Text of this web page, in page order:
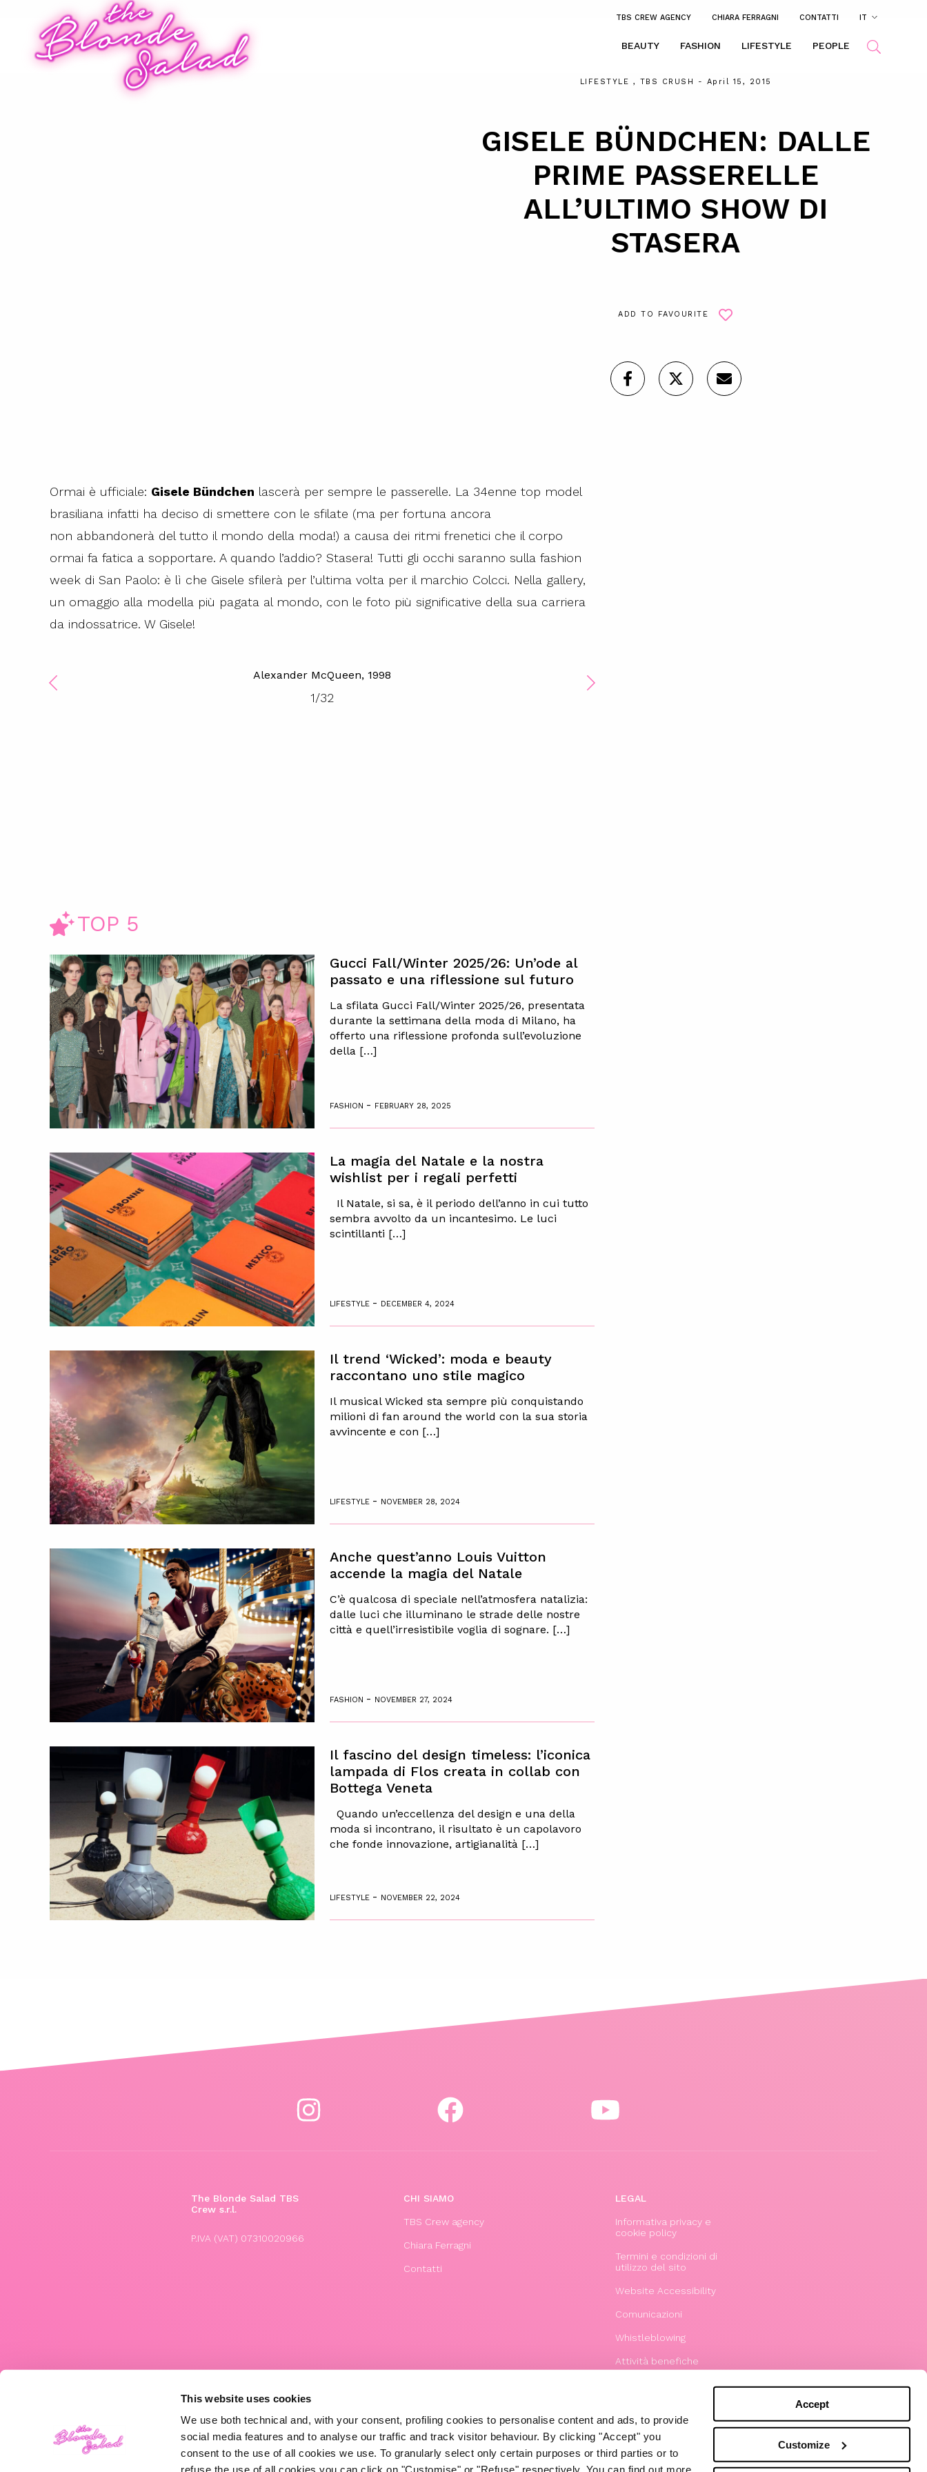
This website uses cookies
We use both technical and, with your consent, profiling cookies to personalise content and ads, to provide
social media features and to analyse our traffic and track visitor behaviour. By clicking "Accept" you
consent to the use of all cookies we use. To granularly select only certain purposes or third parties or to
refuse the use of all cookies you can click on "Customise" or "Refuse" respectively. You can find out more
Accept
Customize
TBS CREW AGENCY CHIARA FERRAGNI CONTATTI IT
BEAUTY FASHION LIFESTYLE PEOPLE
LIFESTYLE , TBS CRUSH - April 15, 2015
GISELE BÜNDCHEN: DALLE
PRIME PASSERELLE
ALL’ULTIMO SHOW DI
STASERA
ADD TO FAVOURITE
Ormai è ufficiale: Gisele Bündchen lascerà per sempre le passerelle. La 34enne top model
brasiliana infatti ha deciso di smettere con le sfilate (ma per fortuna ancora
non abbandonerà del tutto il mondo della moda!) a causa dei ritmi frenetici che il corpo
ormai fa fatica a sopportare. A quando l’addio? Stasera! Tutti gli occhi saranno sulla fashion
week di San Paolo: è lì che Gisele sfilerà per l’ultima volta per il marchio Colcci. Nella gallery,
un omaggio alla modella più pagata al mondo, con le foto più significative della sua carriera
da indossatrice. W Gisele!
Alexander McQueen, 1998
1/32
TOP 5
Gucci Fall/Winter 2025/26: Un’ode al
passato e una riflessione sul futuro
La sfilata Gucci Fall/Winter 2025/26, presentata
durante la settimana della moda di Milano, ha
offerto una riflessione profonda sull’evoluzione
della […]
FASHION - FEBRUARY 28, 2025
La magia del Natale e la nostra
wishlist per i regali perfetti
Il Natale, si sa, è il periodo dell’anno in cui tutto
sembra avvolto da un incantesimo. Le luci
scintillanti […]
LIFESTYLE - DECEMBER 4, 2024
Il trend ‘Wicked’: moda e beauty
raccontano uno stile magico
Il musical Wicked sta sempre più conquistando
milioni di fan around the world con la sua storia
avvincente e con […]
LIFESTYLE - NOVEMBER 28, 2024
Anche quest’anno Louis Vuitton
accende la magia del Natale
C’è qualcosa di speciale nell’atmosfera natalizia:
dalle luci che illuminano le strade delle nostre
città e quell’irresistibile voglia di sognare. […]
FASHION - NOVEMBER 27, 2024
Il fascino del design timeless: l’iconica
lampada di Flos creata in collab con
Bottega Veneta
Quando un’eccellenza del design e una della
moda si incontrano, il risultato è un capolavoro
che fonde innovazione, artigianalità […]
LIFESTYLE - NOVEMBER 22, 2024
The Blonde Salad TBS
Crew s.r.l.
P.IVA (VAT) 07310020966
CHI SIAMO
TBS Crew agency
Chiara Ferragni
Contatti
LEGAL
Informativa privacy e
cookie policy
Termini e condizioni di
utilizzo del sito
Website Accessibility
Comunicazioni
Whistleblowing
Attività benefiche